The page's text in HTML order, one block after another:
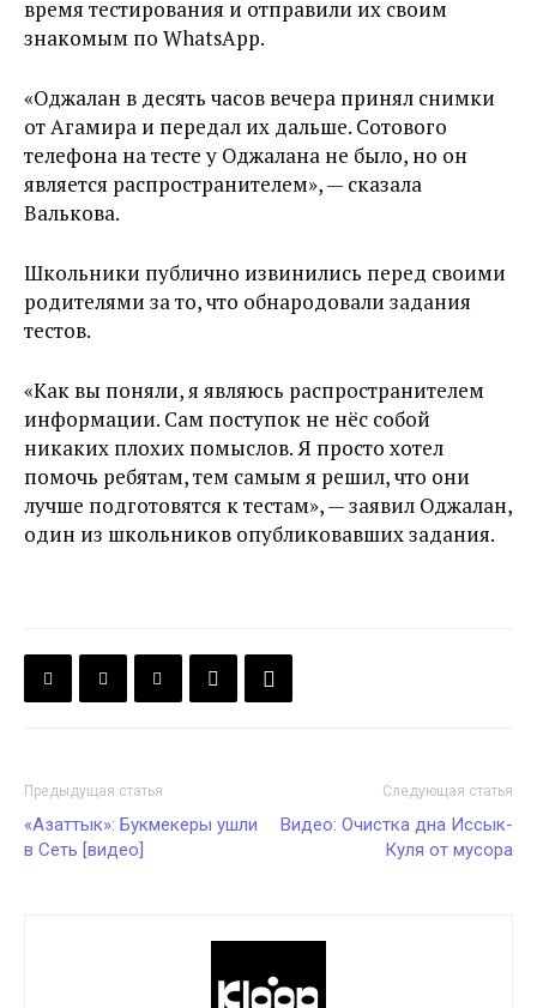
время тестирования и отправили их своим
знакомым по WhatsApp.
«Оджалан в десять часов вечера принял снимки
от Агамира и передал их дальше. Сотового
телефона на тесте у Оджалана не было, но он
является распространителем», — сказала
Валькова.
Школьники публично извинились перед своими
родителями за то, что обнародовали задания
тестов.
«Как вы поняли, я являюсь распространителем
информации. Сам поступок не нёс собой
никаких плохих помыслов. Я просто хотел
помочь ребятам, тем самым я решил, что они
лучше подготовятся к тестам», — заявил Оджалан,
один из школьников опубликовавших задания.
Предыдущая статья
«Азаттык»: Букмекеры ушли
в Сеть [видео]
Следующая статья
Видео: Очистка дна Иссык-
Куля от мусора